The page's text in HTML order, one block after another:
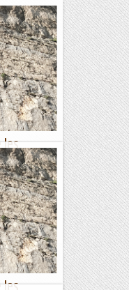
les
M'explica
diferent, i
el...
les